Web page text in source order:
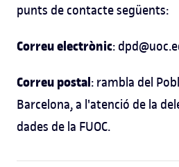
punts de contacte següents:
Correu electrònic:
Correu postal: rambla del
Barcelona, a l'atenció de la
dades de la FUOC.